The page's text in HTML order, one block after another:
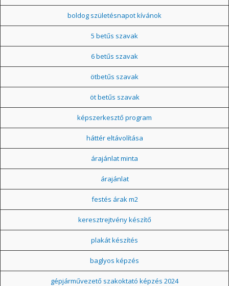
boldog születésnapot kívánok
5 betűs szavak
6 betűs szavak
ötbetűs szavak
öt betűs szavak
képszerkesztő program
háttér eltávolítása
árajánlat minta
árajánlat
festés árak m2
keresztrejtvény készítő
plakát készítés
baglyos képzés
gépjárművezető szakoktató képzés 2024